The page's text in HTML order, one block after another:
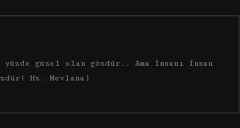
güzel olan gözdür.. Ama insanı insan
Hz. Mevlana)